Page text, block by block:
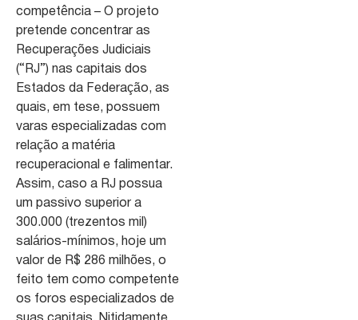
competência – O projeto
pretende concentrar as
Recuperações Judiciais
(“RJ”) nas capitais dos
Estados da Federação, as
quais, em tese, possuem
varas especializadas com
relação a matéria
recuperacional e falimentar.
Assim, caso a RJ possua
um passivo superior a
300.000 (trezentos mil)
salários-mínimos, hoje um
valor de R$ 286 milhões, o
feito tem como competente
os foros especializados de